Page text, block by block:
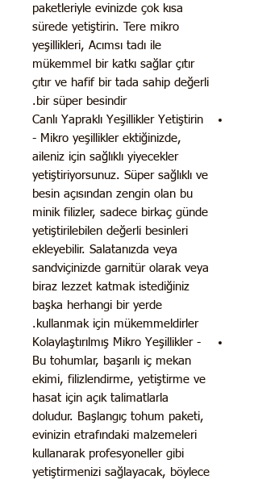
paketleriyle evinizde çok kısa
sürede yetiştirin. Tere mikro
yeşillikleri, Acımsı tadı ile
mükemmel bir katkı sağlar çıtır
çıtır ve hafif bir tada sahip değerli
bir süper besindir.
Canlı Yapraklı Yeşillikler Yetiştirin
- Mikro yeşillikler ektiğinizde,
aileniz için sağlıklı yiyecekler
yetiştiriyorsunuz. Süper sağlıklı ve
besin açısından zengin olan bu
minik filizler, sadece birkaç günde
yetiştirilebilen değerli besinleri
ekleyebilir. Salatanızda veya
sandviçinizde garnitür olarak veya
biraz lezzet katmak istediğiniz
başka herhangi bir yerde
kullanmak için mükemmeldirler.
Kolaylaştırılmış Mikro Yeşillikler -
Bu tohumlar, başarılı iç mekan
ekimi, filizlendirme, yetiştirme ve
hasat için açık talimatlarla
doludur. Başlangıç ​​tohum paketi,
evinizin etrafındaki malzemeleri
kullanarak profesyoneller gibi
yetiştirmenizi sağlayacak, böylece